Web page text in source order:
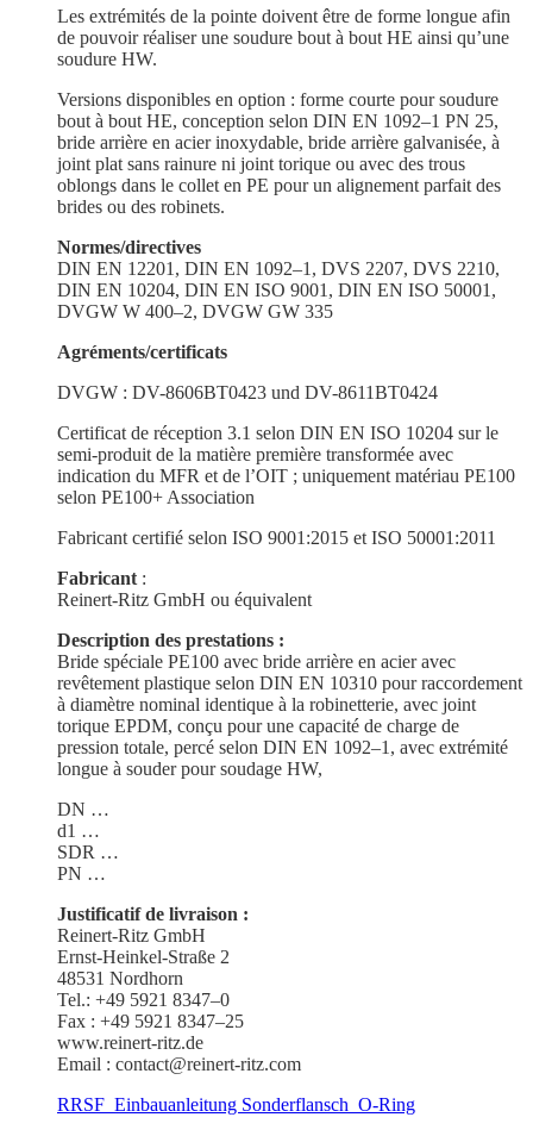
Les extré­mités de la pointe doivent être de forme longue afin
de pouvoir réaliser une soudure bout à bout HE ainsi qu’une
soudure HW.
Versions dispo­nibles en option : forme courte pour soudure
bout à bout HE, conception selon DIN EN 1092–1 PN 25,
bride arrière en acier inoxy­dable, bride arrière galva­nisée, à
joint plat sans rainure ni joint torique ou avec des trous
oblongs dans le collet en PE pour un alignement parfait des
brides ou des robinets.
Normes/directives
DIN EN 12201, DIN EN 1092–1, DVS 2207, DVS 2210,
DIN EN 10204, DIN EN ISO 9001, DIN EN ISO 50001,
DVGW W 400–2, DVGW GW 335
Agréments/certificats
DVGW : DV-8606BT0423 und DV-8611BT0424
Certi­ficat de réception 3.1 selon DIN EN ISO 10204 sur le
semi-produit de la matière première trans­formée avec
indication du MFR et de l’OIT ; uniquement matériau PE100
selon PE100+ Association
Fabricant certifié selon ISO 9001:2015 et ISO 50001:2011
Fabricant :
Reinert-Ritz GmbH ou équivalent
Description des prestations :
Bride spéciale PE100 avec bride arrière en acier avec
revêtement plastique selon DIN EN 10310 pour raccor­dement
à diamètre nominal identique à la robinet­terie, avec joint
torique EPDM, conçu pour une capacité de charge de
pression totale, percé selon DIN EN 1092–1, avec extrémité
longue à souder pour soudage HW,
DN …
d1 …
SDR …
PN …
Justi­fi­catif de livraison :
Reinert-Ritz GmbH
Ernst-Heinkel-Straße 2
48531 Nordhorn
Tel.: +49 5921 8347–0
Fax : +49 5921 8347–25
www.reinert-ritz.de
Email : contact@reinert-ritz.com
RRSF_Einbauanleitung Sonder­flansch_O-Ring